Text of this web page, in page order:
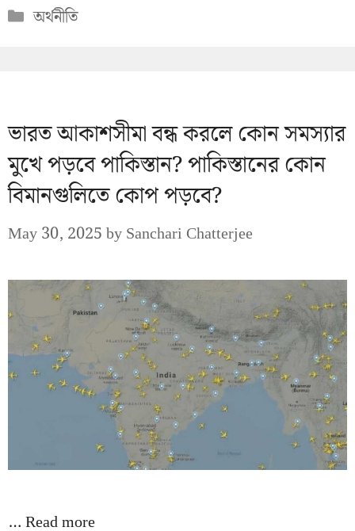
Categories
অর্থনীতি
ভারত আকাশসীমা বন্ধ করলে কোন সমস্যার
মুখে পড়বে পাকিস্তান? পাকিস্তানের কোন
বিমানগুলিতে কোপ পড়বে?
May 30, 2025bySanchari Chatterjee
…Read more